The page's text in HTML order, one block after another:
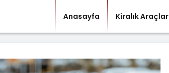
Anasayfa Kiralık Araçlar